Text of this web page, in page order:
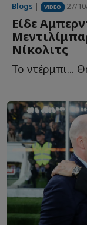
Blogs | VIDEO 27/
Είδε
Νίκολιτς